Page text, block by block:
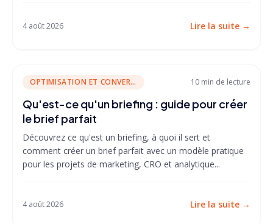
4 août 2026 Lire la suite →
OPTIMISATION ET CONVERSION 10 min de lecture
Qu'est-ce qu'un briefing : guide pour créer
le brief parfait
Découvrez ce qu'est un briefing, à quoi il sert et
comment créer un brief parfait avec un modèle pratique
pour les projets de marketing, CRO et analytique...
4 août 2026 Lire la suite →